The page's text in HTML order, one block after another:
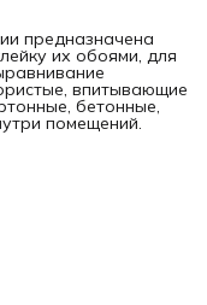
предназначена
их обоями, для
впитывающие
бетонные,
помещений.